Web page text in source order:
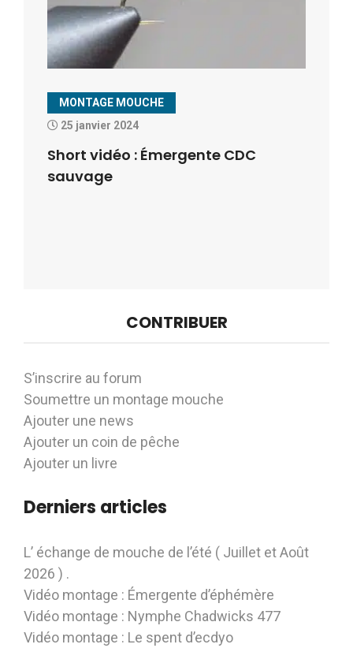
MONTAGE MOUCHE
25 janvier 2024
Short vidéo : Émergente CDC
sauvage
CONTRIBUER
S’inscrire au forum
Soumettre un montage mouche
Ajouter une news
Ajouter un coin de pêche
Ajouter un livre
Derniers articles
L’ échange de mouche de l’été ( Juillet et Août
2026 ) .
Vidéo montage : Émergente d’éphémère
Vidéo montage : Nymphe Chadwicks 477
Vidéo montage : Le spent d’ecdyo